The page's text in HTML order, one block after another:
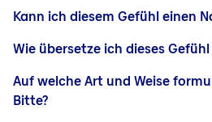
Kann ich diesem Gefühl einen
Wie übersetze ich dieses
Auf welche Art und Weise
Bitte?